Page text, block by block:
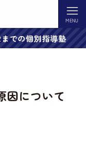
MENU
での個別指導塾
因について